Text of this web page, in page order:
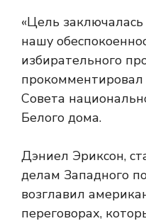
«Цель
нашу
избирательного
прокомментировал
Совета
Белого дома.
Дэниел Эриксон,
делам Западного
возглавил
переговорах,